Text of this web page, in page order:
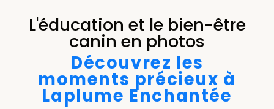
L'éducation et le bien-être
canin en photos
Découvrez les
moments précieux à
Laplume Enchantée